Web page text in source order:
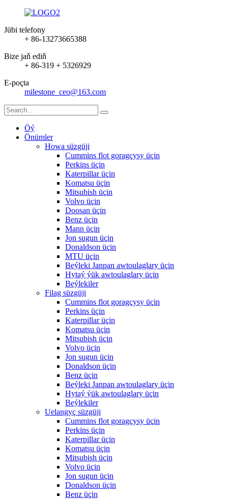
Jübi telefony
+ 86-13273665388
Bize jaň ediň
+ 86-319 + 5326929
E-poçta
milestone_ceo@163.com
Öý
Önümler
Howa süzgüji
Cummins flot goragçysy üçin
Perkins üçin
Katerpillar üçin
Komatsu üçin
Mitsubish üçin
Volvo üçin
Doosan üçin
Benz üçin
Mann üçin
Jon sugun üçin
Donaldson üçin
MTU üçin
Beýleki Janpan awtoulaglary üçin
Hytaý ýük awtoulaglary üçin
Beýlekiler
Filag süzgüji
Cummins flot goragçysy üçin
Perkins üçin
Katerpillar üçin
Komatsu üçin
Mitsubish üçin
Volvo üçin
Jon sugun üçin
Donaldson üçin
Benz üçin
Beýleki Janpan awtoulaglary üçin
Hytaý ýük awtoulaglary üçin
Beýlekiler
Uelangyç süzgüji
Cummins flot goragçysy üçin
Perkins üçin
Katerpillar üçin
Komatsu üçin
Mitsubish üçin
Volvo üçin
Jon sugun üçin
Donaldson üçin
Benz üçin